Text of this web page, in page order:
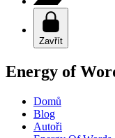
Zavřít
Energy of
Domů
Blog
Autoři